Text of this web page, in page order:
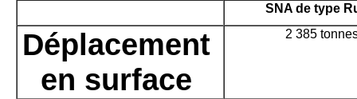
SNA de type
Déplacement
en surface
2 385